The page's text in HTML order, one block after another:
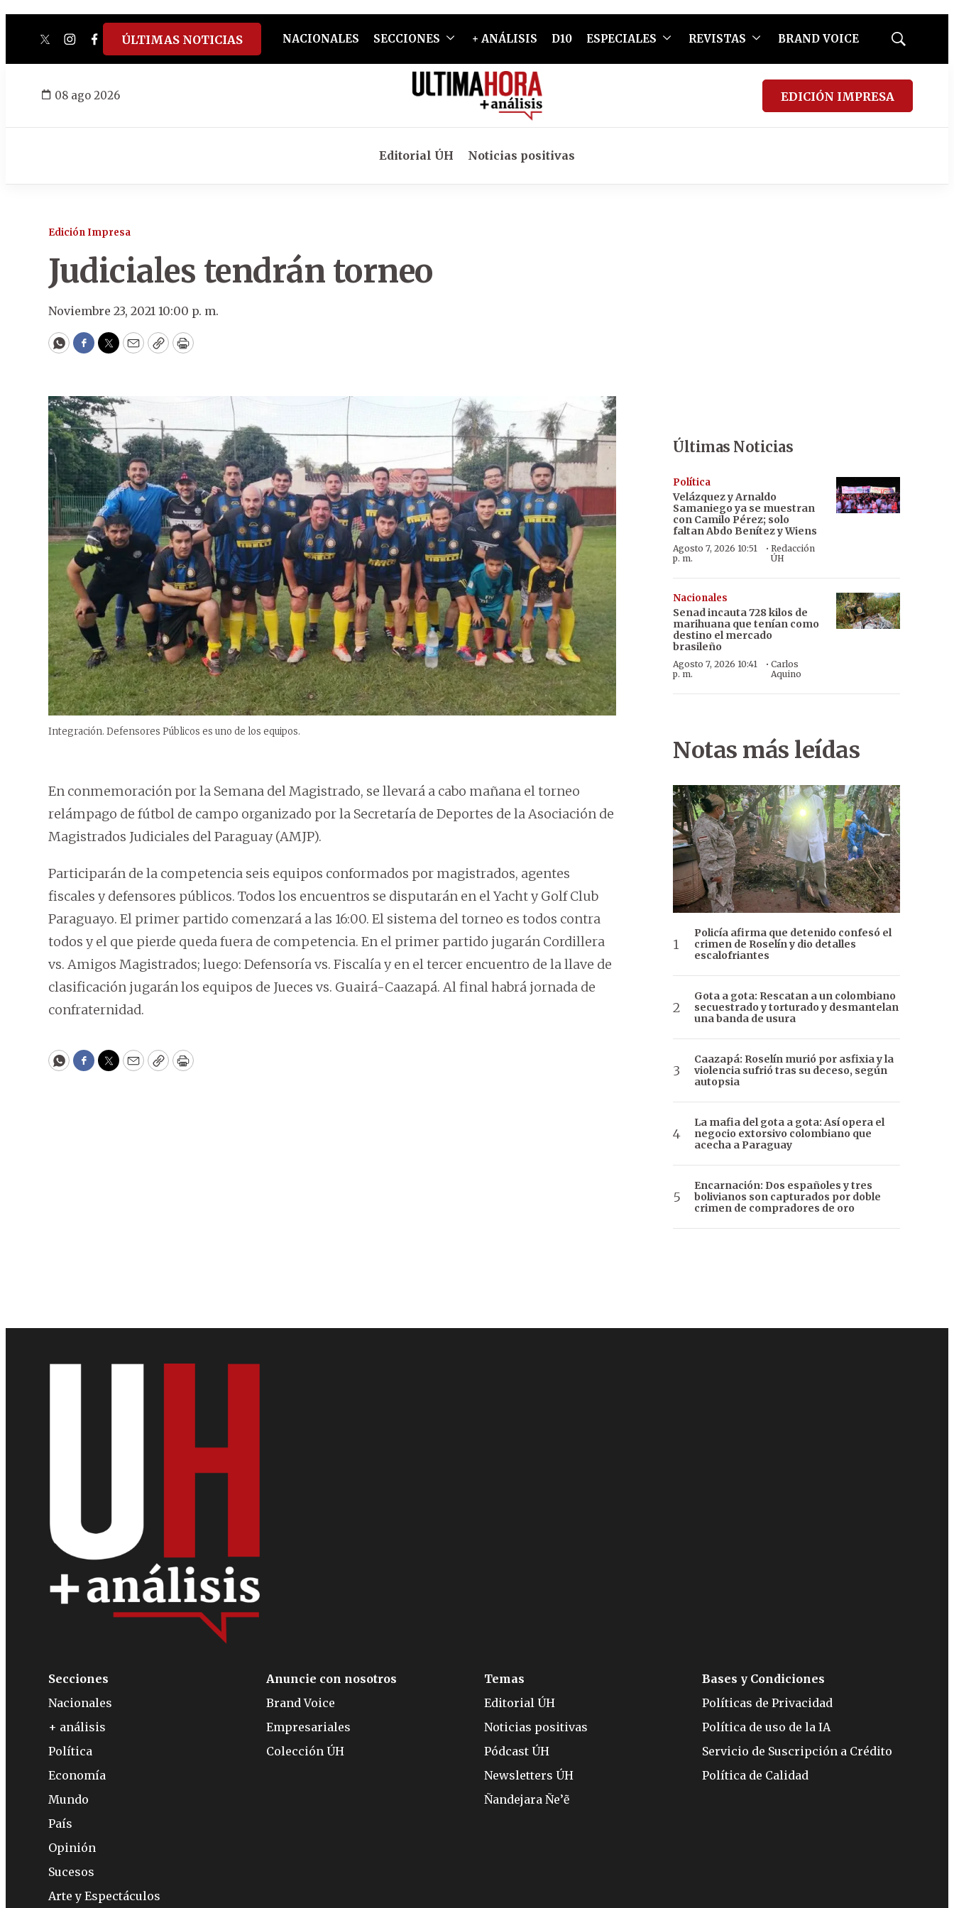
twitterinstagram
facebook
tiktokyoutube
spotify
ÚLTIMAS NOTICIAS NACIONALES SECCIONES + ANÁLISIS D10 ESPECIALES REVISTAS BRAND VOICE
Mostrar
08 ago 2026 EDICIÓN IMPRESA
Editorial ÚH Noticias positivas
Edición Impresa
Judiciales tendrán torneo
Noviembre 23, 2021 10:00 p. m.
WhatsApp
Facebook
Twitter
EmailCopyPrint
Integración. Defensores Públicos es uno de los equipos.
En conmemoración por la Semana del Magistrado, se llevará a cabo mañana el torneo
relámpago de fútbol de campo organizado por la Secretaría de Deportes de la Asociación de
Magistrados Judiciales del Paraguay (AMJP).
Participarán de la competencia seis equipos conformados por magistrados, agentes
fiscales y defensores públicos. Todos los encuentros se disputarán en el Yacht y Golf Club
Paraguayo. El primer partido comenzará a las 16:00. El sistema del torneo es todos contra
todos y el que pierde queda fuera de competencia. En el primer partido jugarán Cordillera
vs. Amigos Magistrados; luego: Defensoría vs. Fiscalía y en el tercer encuentro de la llave de
clasificación jugarán los equipos de Jueces vs. Guairá-Caazapá. Al final habrá jornada de
confraternidad.
WhatsApp
Facebook
Twitter
EmailCopyPrint
Últimas Noticias
Política
Velázquez y Arnaldo
Samaniego ya se muestran
con Camilo Pérez; solo
faltan Abdo Benítez y Wiens
Agosto 7, 2026 10:51
p. m.
·Redacción
ÚH
Nacionales
Senad incauta 728 kilos de
marihuana que tenían como
destino el mercado
brasileño
Agosto 7, 2026 10:41
p. m.
· Carlos
Aquino
Notas más leídas
Policía afirma que detenido confesó el
crimen de Roselín y dio detalles
escalofriantes
Gota a gota: Rescatan a un colombiano
secuestrado y torturado y desmantelan
una banda de usura
Caazapá: Roselín murió por asfixia y la
violencia sufrió tras su deceso, según
autopsia
La mafia del gota a gota: Así opera el
negocio extorsivo colombiano que
acecha a Paraguay
Encarnación: Dos españoles y tres
bolivianos son capturados por doble
crimen de compradores de oro
Secciones
Nacionales
+ análisis
Política
Economía
Mundo
País
Opinión
Sucesos
Arte y Espectáculos
Anuncie con nosotros
Brand Voice
Empresariales
Colección ÚH
Temas
Editorial ÚH
Noticias positivas
Pódcast ÚH
Newsletters ÚH
Ñandejara Ñe’ẽ
Bases y Condiciones
Políticas de Privacidad
Política de uso de la IA
Servicio de Suscripción a Crédito
Política de Calidad